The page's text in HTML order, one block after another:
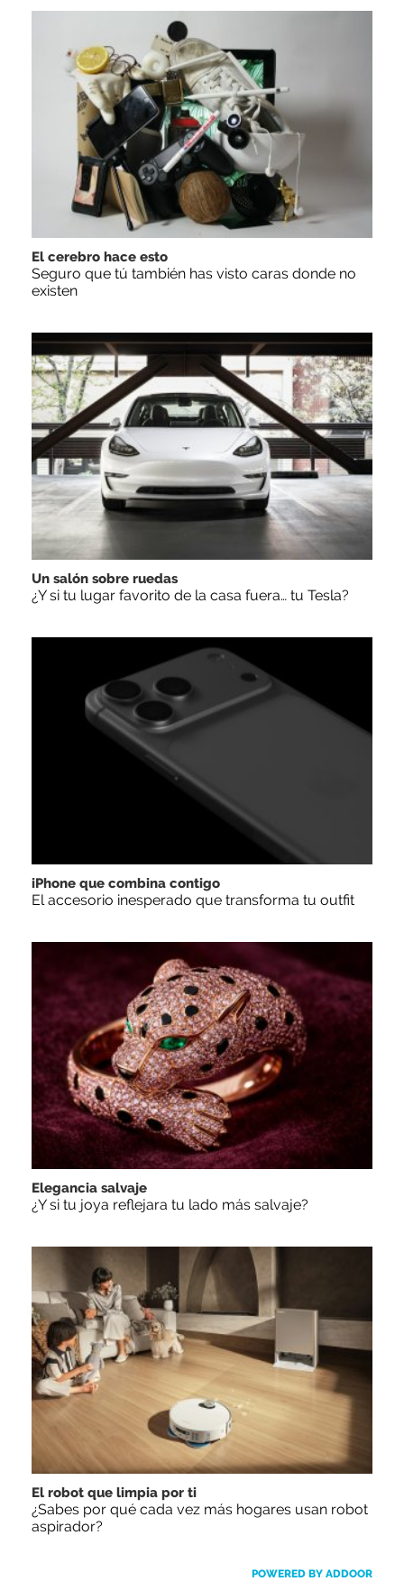
El cerebro hace esto
Seguro que tú también has visto caras donde no
existen
Un salón sobre ruedas
¿Y si tu lugar favorito de la casa fuera… tu Tesla?
iPhone que combina contigo
El accesorio inesperado que transforma tu outfit
Elegancia salvaje
¿Y si tu joya reflejara tu lado más salvaje?
El robot que limpia por ti
¿Sabes por qué cada vez más hogares usan robot
aspirador?
POWERED BY ADDOOR